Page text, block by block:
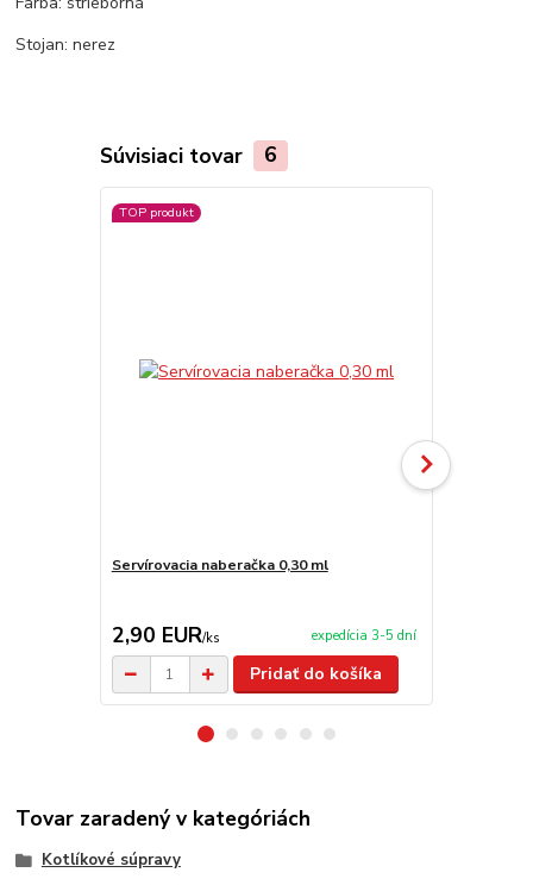
Stojan: nerez
Súvisiaci tovar 6
TOP produkt
Servírovacia naberačka 0,30 ml
2,90 EUR/ks expedícia 3-5 dní
Pridať do košíka
Tovar zaradený v kategóriách
Kotlíkové súpravy